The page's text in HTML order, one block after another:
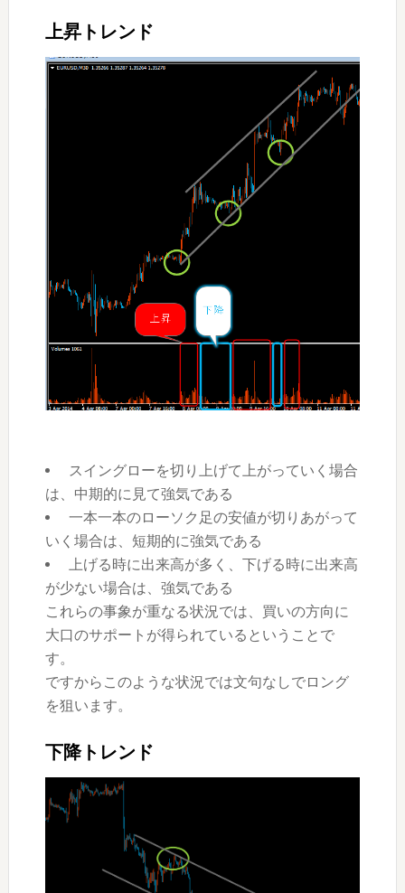
上昇トレンド
スイングローを切り上げて上がっていく場合
は、中期的に見て強気である
一本一本のローソク足の安値が切りあがって
いく場合は、短期的に強気である
上げる時に出来高が多く、下げる時に出来高
が少ない場合は、強気である
これらの事象が重なる状況では、買いの方向に
大口のサポートが得られているということで
す。
ですからこのような状況では文句なしでロング
を狙います。
下降トレンド